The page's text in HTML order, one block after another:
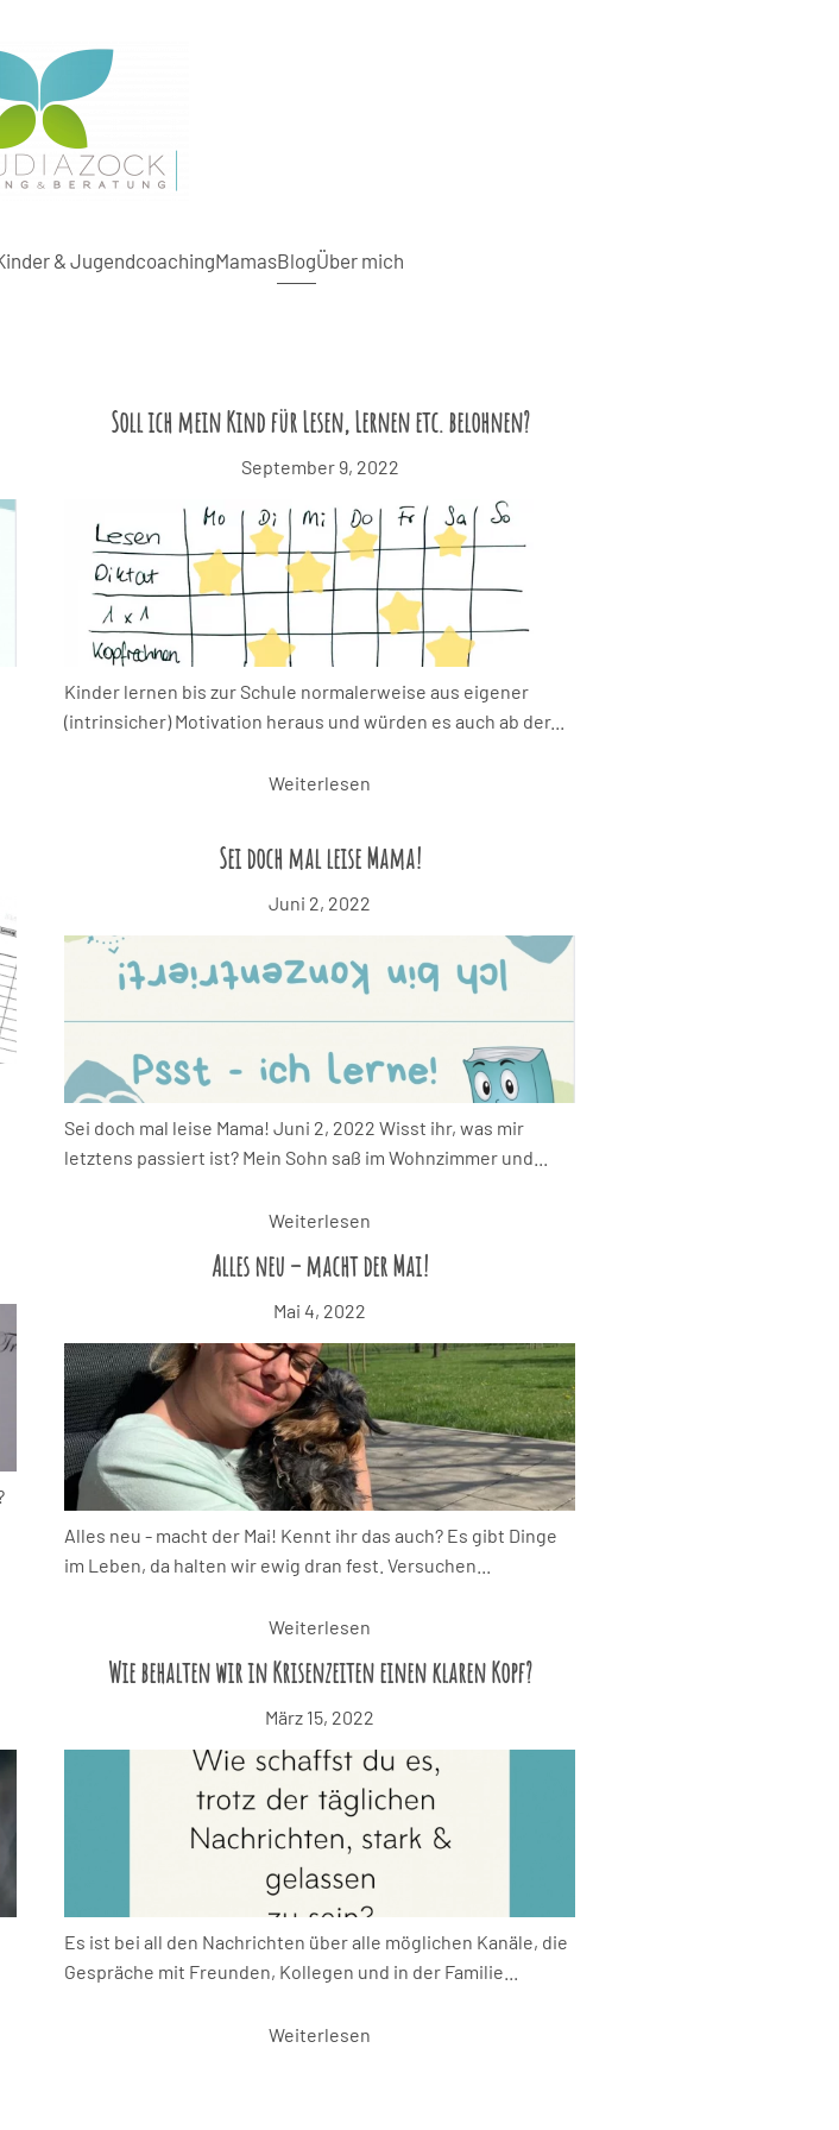
& JugendcoachingMamasBlogÜber mich
Soll ich mein Kind für Lesen, Lernen etc. belohnen?
September 9, 2022
Kinder lernen bis zur Schule normalerweise aus eigener
(intrinsicher) Motivation heraus und würden es auch ab der...
Weiterlesen
Sei doch mal leise Mama!
Juni 2, 2022
Sei doch mal leise Mama! Juni 2, 2022 Wisst ihr, was mir
letztens passiert ist? Mein Sohn saß im Wohnzimmer und...
Weiterlesen
Alles neu – macht der Mai!
Mai 4, 2022
Alles neu - macht der Mai! Kennt ihr das auch? Es gibt Dinge
im Leben, da halten wir ewig dran fest. Versuchen...
Weiterlesen
Wie behalten wir in Krisenzeiten einen klaren Kopf?
März 15, 2022
Es ist bei all den Nachrichten über alle möglichen Kanäle, die
Gespräche mit Freunden, Kollegen und in der Familie...
Weiterlesen